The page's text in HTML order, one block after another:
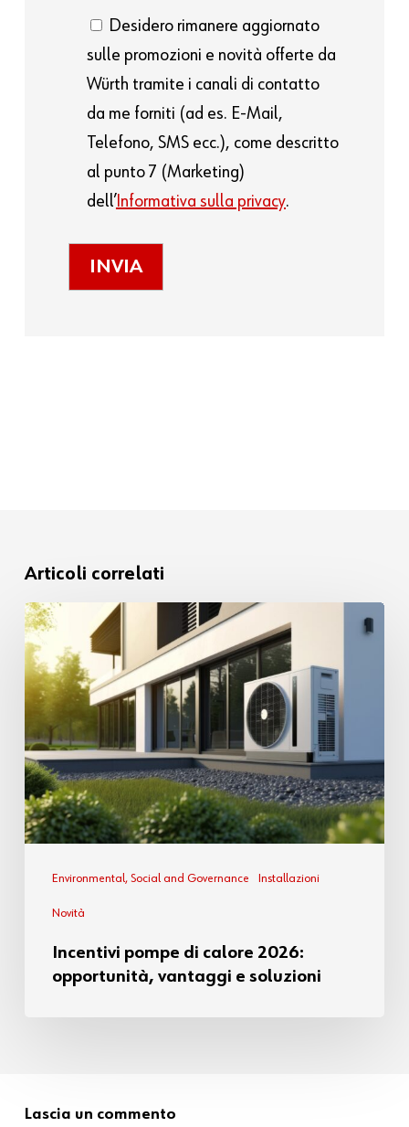
Desidero rimanere aggiornato
sulle promozioni e novità offerte da
Würth tramite i canali di contatto
da me forniti (ad es. E-Mail,
Telefono, SMS ecc.), come descritto
al punto 7 (Marketing)
dell’Informativa sulla privacy.
Articoli correlati
Environmental, Social and Governance Installazioni
Novità
Incentivi pompe di calore 2026:
opportunità, vantaggi e soluzioni
Lascia un commento